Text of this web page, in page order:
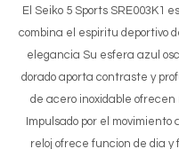
El Seiko 5 Sports SRE003K1
combina el espiritu deportivo
elegancia Su esfera azul
dorado aporta contraste y
de acero inoxidable
Impulsado por el
reloj ofrece funcion de dia